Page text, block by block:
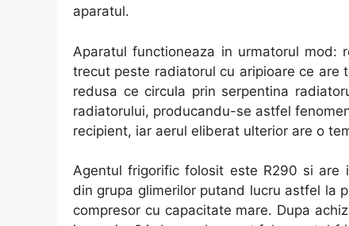
aparatul.
Aparatul functioneaza in urmatorul mod:
trecut peste radiatorul cu aripioare ce are
redusa ce circula prin serpentina
radiatorului, producandu-se astfel
recipient, iar aerul eliberat ulterior are o
Agentul frigorific folosit este R290 si are
din grupa glimerilor putand lucru astfel la
compresor cu capacitate mare. Dupa